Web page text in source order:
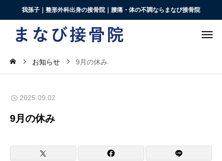
我孫子｜整形外科出身の接骨院｜腰痛・体の不調ならまなび接骨院
お知らせ 9月の休み
2025.09.02
9月の休み